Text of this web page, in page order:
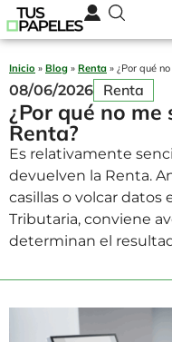
Inicio » Blog » Renta » ¿Por qué
08/06/2026 Renta
¿Por qué no
Renta?
Es relativamente
devuelven la Renta.
casillas o volcar datos
Tributaria, conviene
determinan el